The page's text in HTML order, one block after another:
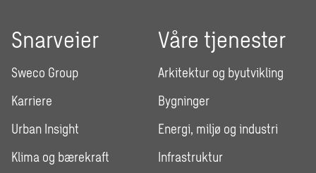
Snarveier
Sweco Group
Karriere
Urban Insight
Klima og bærekraft
Våre tjenester
Arkitektur og byutvikling
Bygninger
Energi, miljø og industri
Infrastruktur